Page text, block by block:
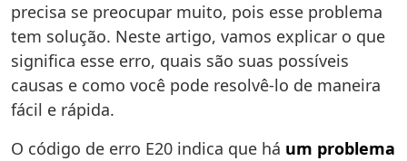
precisa se preocupar muito, pois esse problema
tem solução. Neste artigo, vamos explicar o que
significa esse erro, quais são suas possíveis
causas e como você pode resolvê-lo de maneira
fácil e rápida.
O código de erro E20 indica que há um problema